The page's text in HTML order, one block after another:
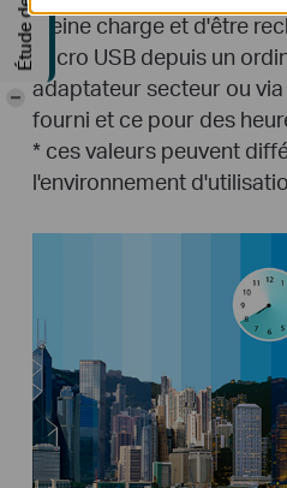
pleine charge et d'être
micro USB depuis un
adaptateur secteur ou
fourni et ce pour des
*ces valeurs peuvent
l'environnement